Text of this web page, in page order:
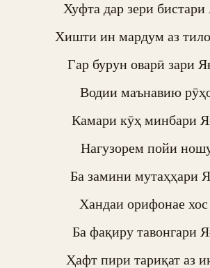
Хуфта дар зери бистари
Хишти ин мардум аз тило
Гар бурун оварӣ зари
Водии маънавию
Камари кӯҳ минбари
Нагузорем пойи
Ба замини мутаҳҳари
Хандаи орифонае хос
Ба фақиру тавонгари
Ҳафт пири тариқат аз